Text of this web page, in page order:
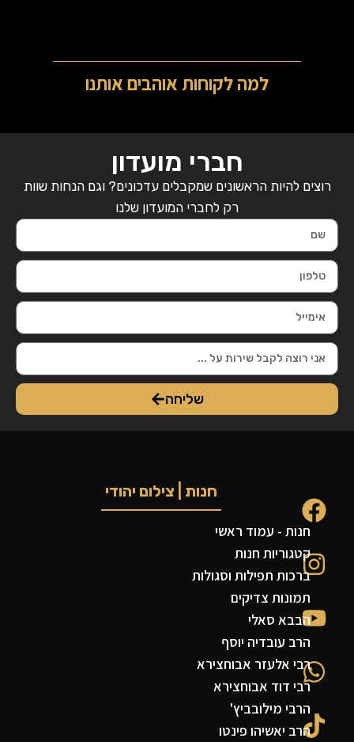
למה לקוחות אוהבים אותנו
חברי מועדון
רוצים להיות הראשונים שמקבלים עדכונים? וגם הנחות שוות
רק לחברי המועדון שלנו
שליחה
חנות | צילום יהודי
חנות - עמוד ראשי
קטגוריות חנות
ברכות תפילות וסגולות
תמונות צדיקים
הבבא סאלי
הרב עובדיה יוסף
רבי אלעזר אבוחצירא
רבי דוד אבוחצירא
הרבי מילובביץ'
הרב יאשיהו פינטו